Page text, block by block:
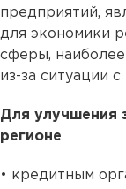
предприятий,
для экономики
сферы,
из-за ситуации
Для улучшения
регионе
• кредитным